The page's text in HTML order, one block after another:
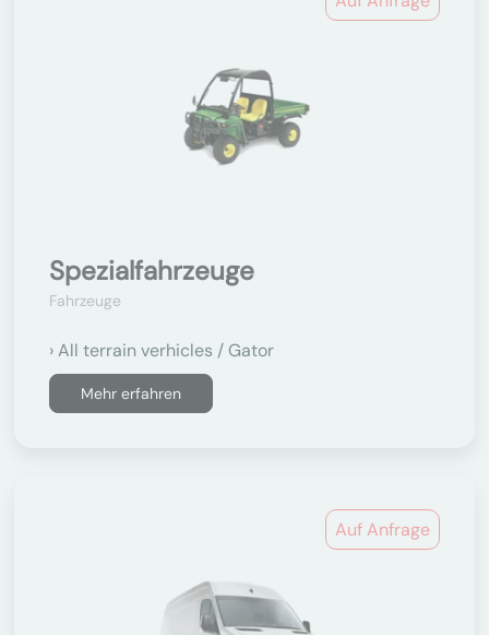
Spezialfahrzeuge
Fahrzeuge
All terrain verhicles / Gator
Mehr erfahren
Auf Anfrage